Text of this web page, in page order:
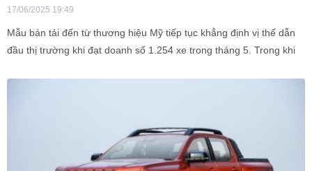
17/06/2025 19:49
Mẫu bán tải đến từ thương hiệu Mỹ tiếp tục khẳng định vị thế dẫn
đầu thị trường khi đạt doanh số 1.254 xe trong tháng 5. Trong khi